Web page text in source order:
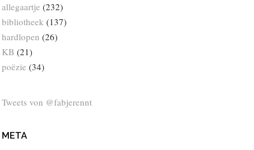
allegaartje (232)
bibliotheek (137)
hardlopen (26)
KB (21)
poëzie (34)
Tweets von @fabjerennt
META